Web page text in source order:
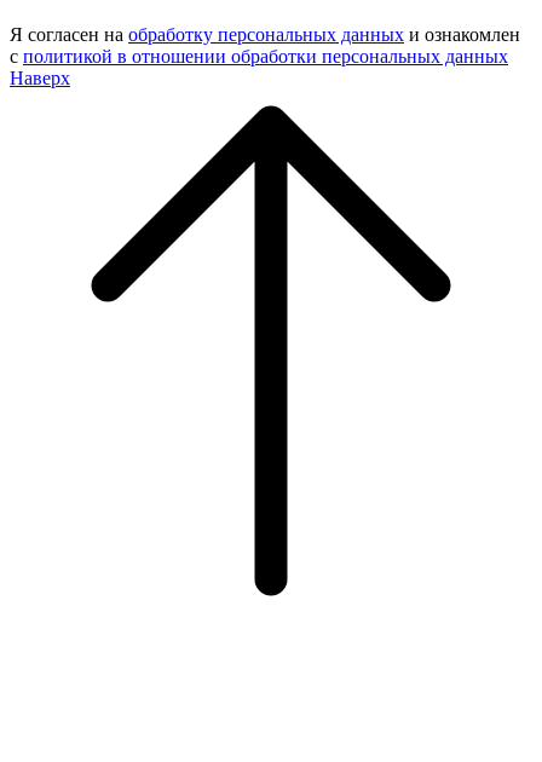
Я согласен на обработку персональных данных и ознакомлен
с политикой в отношении обработки персональных данных
Наверх